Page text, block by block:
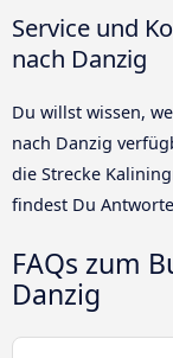
Service und
nach Danzig
Du willst wissen,
nach Danzig
die Strecke
findest Du
FAQs zum
Danzig